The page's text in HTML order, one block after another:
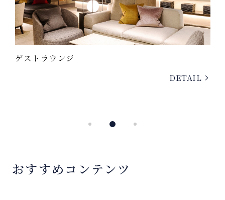
箱根・強羅 佳ら久の過ごし方
おすすめコンテンツ